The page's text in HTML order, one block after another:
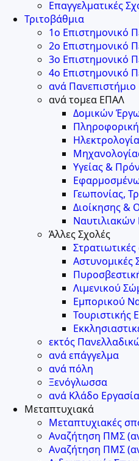
Επαγγελματικές
Τριτοβάθμια
1ο Επιστημονικό
2ο Επιστημονικό
3ο Επιστημονικό
4ο Επιστημονικό
ανά Πανεπιστήμιο
ανά τομεα ΕΠΑΛ
Δομικών
Υγείας &
Γεωπονίας,
Διοίκησης &
Άλλες Σχολές
Αστυνομικές
Λιμενικού
Εμπορικού
Τουριστικής
εκτός
ανά επάγγελμα
ανά πόλη
Ξενόγλωσσα
ανά Κλάδο
Μεταπτυχιακά
Μεταπτυχιακές
Αναζήτηση ΠΜΣ
Αναζήτηση ΠΜΣ